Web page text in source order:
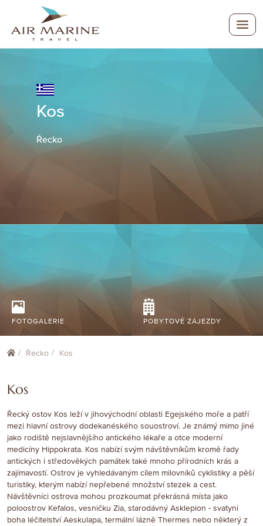
Kos
Řecko
FOTOGALERIE POBYTOVÉ ZÁJEZDY
Řecko Kos
Kos
Řecký ostov Kos leží v jihovýchodní oblasti Egejského moře a patří
mezi hlavní ostrovy dodekanéského souostroví. Je známý mimo jiné
jako rodiště nejslavnějšího antického lékaře a otce moderní
medicíny Hippokrata. Kos nabízí svým návštěvníkům kromě řady
antických i středověkých památek také mnoho přírodních krás a
zajímavostí. Ostrov je vyhledávaným cílem milovníků cyklistiky a pěší
turistiky, kterým nabízí nepřebené množství stezek a cest.
Návštěvníci ostrova mohou prozkoumat překrásná místa jako
poloostrov Kefalos, vesničku Zia, starodávný Asklepion - svatyni
boha léčitelství Aeskulapa, termální lázně Thermes nebo některý z